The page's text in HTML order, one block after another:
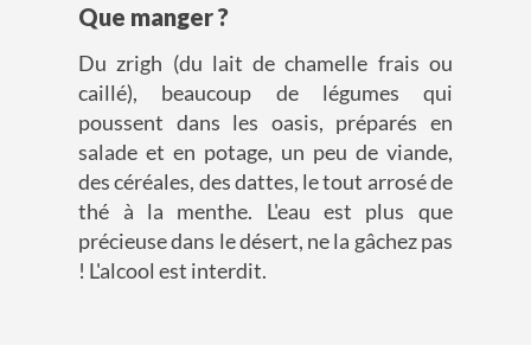
Que manger ?
Du zrigh (du lait de chamelle frais ou
caillé), beaucoup de légumes qui
poussent dans les oasis, préparés en
salade et en potage, un peu de viande,
des céréales, des dattes, le tout arrosé de
thé à la menthe. L'eau est plus que
précieuse dans le désert, ne la gâchez pas
! L'alcool est interdit.